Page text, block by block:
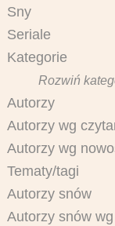
Sny
Seriale
Kategorie
Rozwiń
Autorzy
Autorzy wg
Autorzy wg
Tematy/tagi
Autorzy snów
Autorzy snów